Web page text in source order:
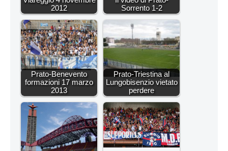
2012
Sorrento 1-2
Prato-Benevento
formazioni 17 marzo
2013
Prato-Triestina al
Lungobisenzio vietato
perdere